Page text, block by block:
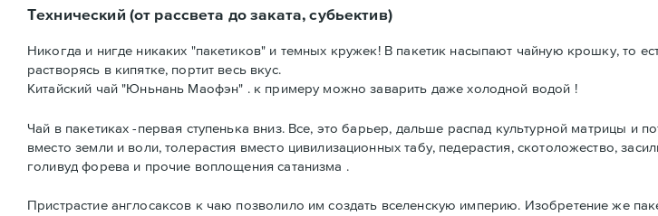
Технический (от рассвета до заката, субьектив)
Никогда и нигде никаких "пакетиков" и темных кружек! В пакетик насыпают чайную крошку, то
растворясь в кипятке, портит весь вкус.
Китайский чай "Юньнань Маофэн" . к примеру можно заварить даже холодной водой !
Чай в пакетиках -первая ступенька вниз. Все, это барьер, дальше распад культурной матрицы и
вместо земли и воли, толерастия вместо цивилизационных табу, педерастия, скотоложество,
голивуд форева и прочие воплощения сатанизма .
Пристрастие англосаксов к чаю позволило им создать вселенскую империю. Изобретение же